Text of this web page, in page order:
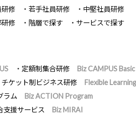
研修 若手社員研修
中堅社員研修
修 階層で探す サービスで探す
定額制集合研修
Biz CAMPUS Basic
チケット制ビジネス研修
Flexible
ラム
Biz ACTION Program
支援サービス
Biz MIRAI